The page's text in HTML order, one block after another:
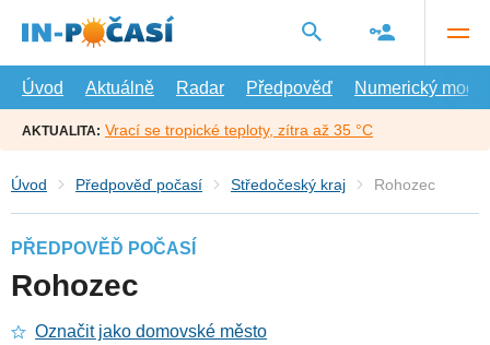
hlavní
Úvod
Aktuálně Radar Předpověď Numerický model
AKTUALITA: Vrací se tropické teploty, zítra až 35 °C
Úvod Předpověď počasí Středočeský kraj Rohozec
PŘEDPOVĚĎ POČASÍ
Rohozec
Označit jako domovské město